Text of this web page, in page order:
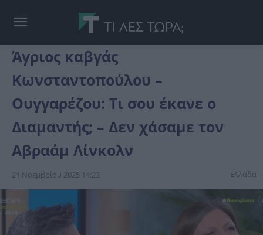
Άγριος καβγάς
Κωνσταντοπούλου –
Ουγγαρέζου: Τι σου έκανε ο
Διαμαντής; – Δεν χάσαμε τον
Αβραάμ Λίνκολν
21 Νοεμβρίου 2025 14:23 Ελλάδα